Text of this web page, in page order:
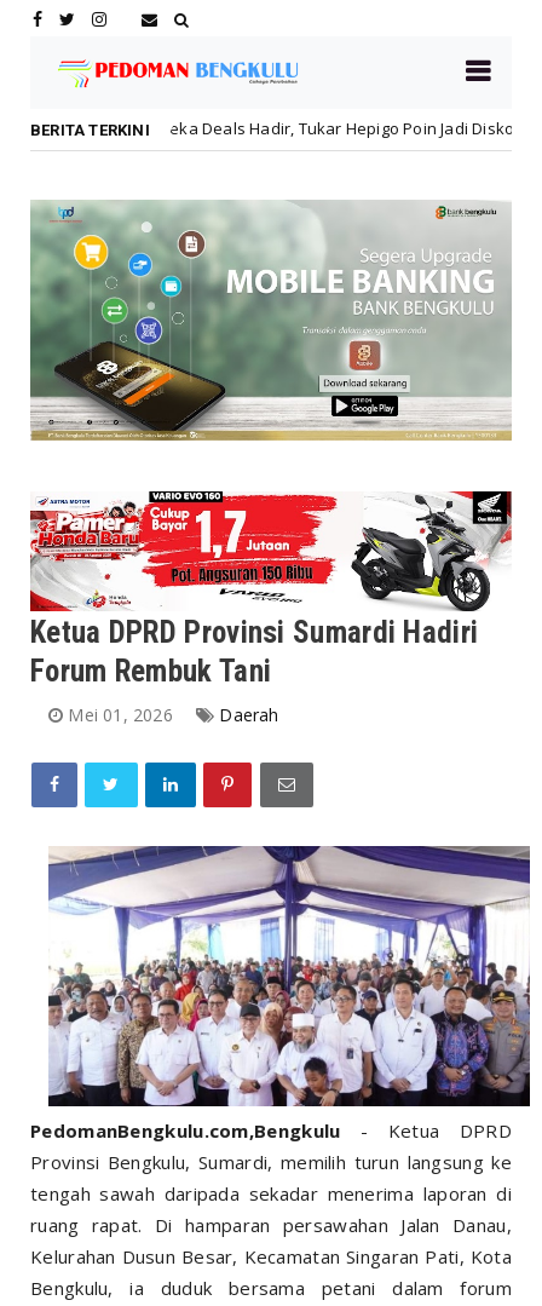
BERITA TERKINI
Deals Hadir, Tukar Hepigo Poin Jadi Diskon Hingga 30 Persen!
Ketua DPRD Provinsi Sumardi Hadiri
Forum Rembuk Tani
Mei 01, 2026 Daerah
PedomanBengkulu.com,Bengkulu - Ketua DPRD
Provinsi Bengkulu, Sumardi, memilih turun langsung ke
tengah sawah daripada sekadar menerima laporan di
ruang rapat. Di hamparan persawahan Jalan Danau,
Kelurahan Dusun Besar, Kecamatan Singaran Pati, Kota
Bengkulu, ia duduk bersama petani dalam forum